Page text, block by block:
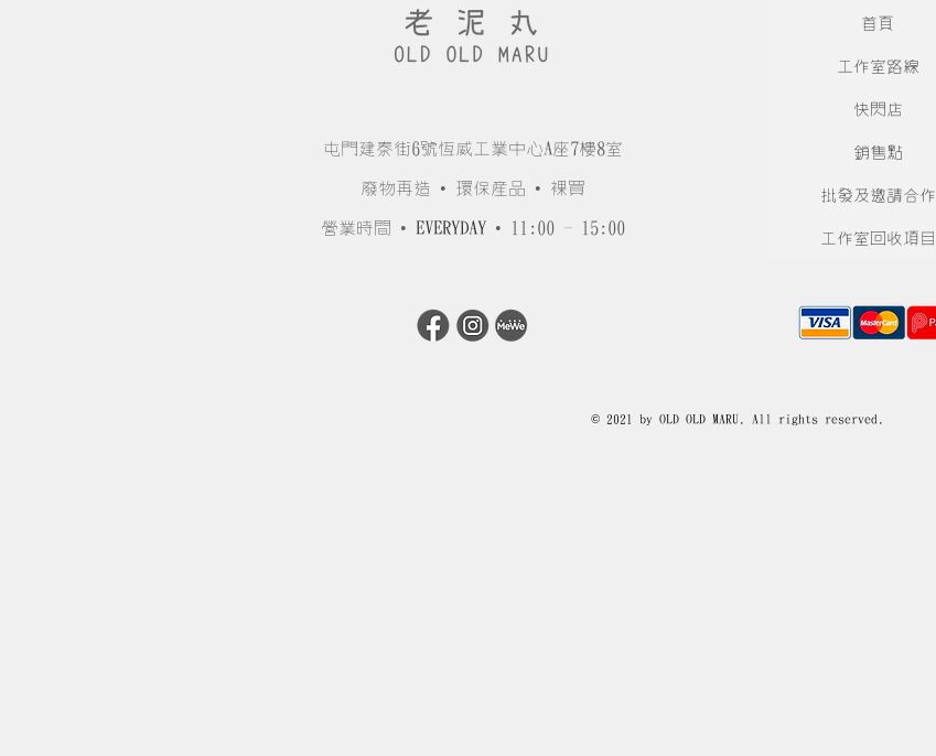
屯門建泰街6號恆威工業中心A座7樓8室
廢物再造 • 環保產品 • 裸買
營業時間 • EVERYDAY• 11:00 - 15:00
首頁
工作室路線
快閃店
銷售點
批發及邀請合作
工作室回收項目
© 2021 by OLD OLD MARU. All rights reserved.